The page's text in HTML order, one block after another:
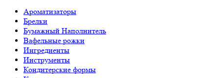
Ароматизаторы
Брелки
Бумажный Наполнитель
Вафельные рожки
Ингредиенты
Инструменты
Кондитерские формы